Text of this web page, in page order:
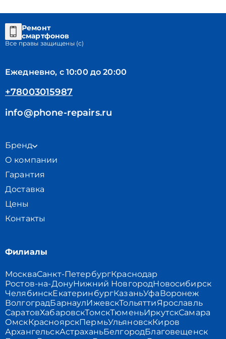
Ремонт
смартфонов
Все правы защищены (с)
Ежедневно, с 10:00 до 20:00
+78003015987
info@phone-repairs.ru
Бренд
О компании
Гарантия
Доставка
Цены
Контакты
Филиалы
МоскваСанкт-ПетербургКраснодар
Ростов-на-ДонуНижний НовгородНовосибирск
ЧелябинскЕкатеринбургКазаньУфаВоронеж
ВолгоградБарнаулИжевскТольяттиЯрославль
СаратовХабаровскТомскТюменьИркутскСамара
ОмскКрасноярскПермьУльяновскКиров
АрхангельскАстраханьБелгородБлаговещенск